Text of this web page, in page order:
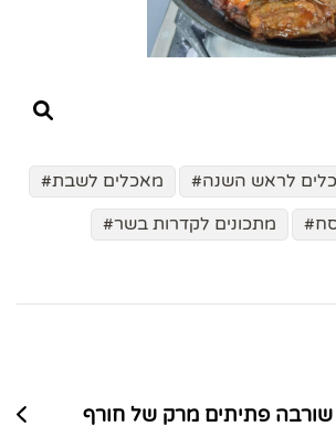
לראש השנה
מאכלים לשבת
מתכונים לקדרות בשר
שורבה פתיתים מרק של חורף